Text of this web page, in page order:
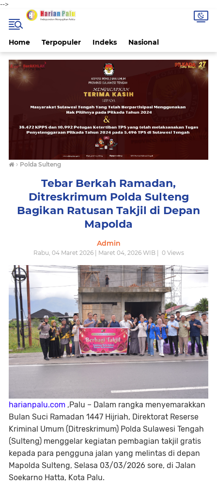
-->
Home Terpopuler Indeks Nasional
› Polda Sulteng
Tebar Berkah Ramadan,
Ditreskrimum Polda Sulteng
Bagikan Ratusan Takjil di Depan
Mapolda
Admin
Rabu, 04 Maret 2026 | Maret 04, 2026 WIB | 0Views
harianpalu.com ,Palu – Dalam rangka menyemarakkan
Bulan Suci Ramadan 1447 Hijriah, Direktorat Reserse
Kriminal Umum (Ditreskrimum) Polda Sulawesi Tengah
(Sulteng) menggelar kegiatan pembagian takjil gratis
kepada para pengguna jalan yang melintas di depan
Mapolda Sulteng, Selasa 03/03/2026 sore, di Jalan
Soekarno Hatta, Kota Palu.